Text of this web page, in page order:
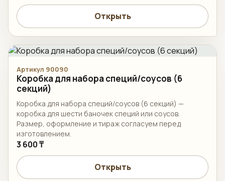
Открыть
Артикул 90090
Коробка для набора специй/соусов (6
секций)
Коробка для набора специй/соусов (6 секций) —
коробка для шести баночек специй или соусов.
Размер, оформление и тираж согласуем перед
изготовлением.
3 600 ₸
Открыть